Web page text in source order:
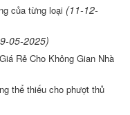
của từng loại (11-12-
05-2025)
Rẻ Cho Không Gian Nhà
thể thiếu cho phượt thủ